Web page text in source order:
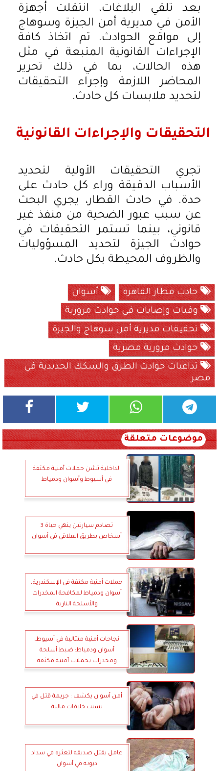
بعد تلقي البلاغات، انتقلت أجهزة
الأمن في مديرية أمن الجيزة وسوهاج
إلى مواقع الحوادث. تم اتخاذ كافة
الإجراءات القانونية المتبعة في مثل
هذه الحالات، بما في ذلك تحرير
المحاضر اللازمة وإجراء التحقيقات
لتحديد ملابسات كل حادث.
التحقيقات والإجراءات القانونية
تجري التحقيقات الأولية لتحديد
الأسباب الدقيقة وراء كل حادث على
حدة. في حادث القطار، يجري البحث
عن سبب عبور الضحية من منفذ غير
قانوني، بينما تستمر التحقيقات في
حوادث الجيزة لتحديد المسؤوليات
والظروف المحيطة بكل حادث.
حادث قطار القاهرة
أسوان
وفيات وإصابات في حوادث مرورية
تحقيقات مديرية أمن سوهاج والجيزة
حوادث مرورية مصرية
تداعيات حوادث الطرق والسكك الحديدية في
مصر
موضوعات متعلقة
الداخلية تشن حملات أمنية مكثفة
في أسيوط وأسوان ودمياط
تصادم سيارتين ينهي حياة 3
أشخاص بطريق العلاقي في أسوان
حملات أمنية مكثفة في الإسكندرية،
أسوان ودمياط لمكافحة المخدرات
والأسلحة النارية
نجاحات أمنية متتالية في أسيوط،
أسوان ودمياط: ضبط أسلحة
ومخدرات بحملات أمنية مكثفة
أمن أسوان يكشف : جريمة قتل في
بسبب خلافات مالية
عامل يقتل صديقه لتعثره في سداد
ديونه في أسوان